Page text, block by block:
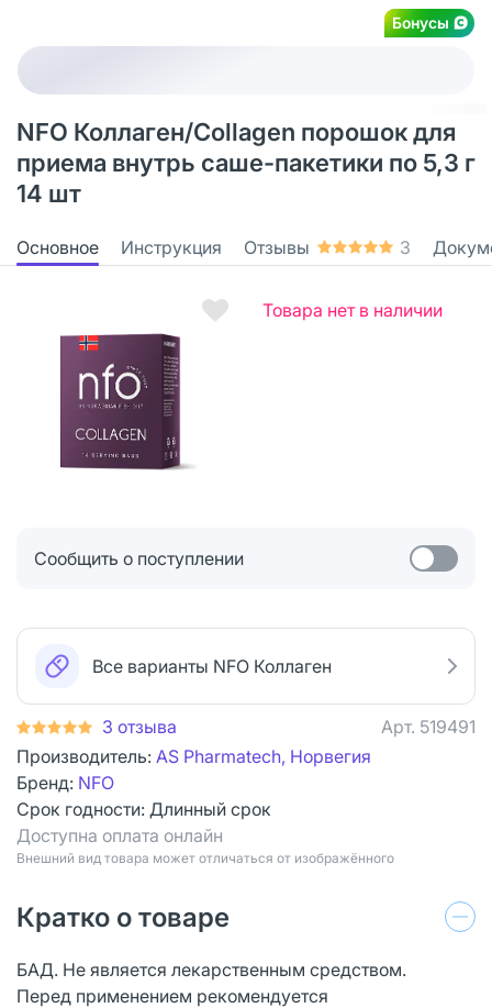
Бонусы
NFO Коллаген/Collagen порошок для
приема внутрь саше-пакетики по 5,3 г
14 шт
Основное Инструкция Отзывы 3
Товара нет в наличии
Сообщить о поступлении
Все варианты NFO Коллаген
3 отзыва Арт. 519491
Производитель: AS Pharmatech, Норвегия
Бренд: NFO
Срок годности: Длинный срок
Доступна оплата онлайн
Bнешний вид товара может отличаться от изображённого
Кратко о товаре
БАД. Не является лекарственным средством.
Перед применением рекомендуется